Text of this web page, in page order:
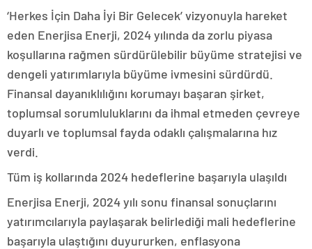
‘Herkes İçin Daha İyi Bir Gelecek’ vizyonuyla hareket
eden Enerjisa Enerji, 2024 yılında da zorlu piyasa
koşullarına rağmen sürdürülebilir büyüme stratejisi ve
dengeli yatırımlarıyla büyüme ivmesini sürdürdü.
Finansal dayanıklılığını korumayı başaran şirket,
toplumsal sorumluluklarını da ihmal etmeden çevreye
duyarlı ve toplumsal fayda odaklı çalışmalarına hız
verdi.
Tüm iş kollarında 2024 hedeflerine başarıyla ulaşıldı
Enerjisa Enerji, 2024 yılı sonu finansal sonuçlarını
yatırımcılarıyla paylaşarak belirlediği mali hedeflerine
başarıyla ulaştığını duyururken, enflasyona